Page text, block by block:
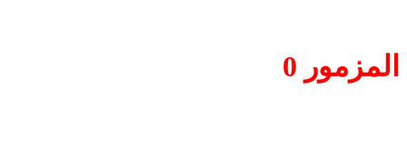
المزمور 0